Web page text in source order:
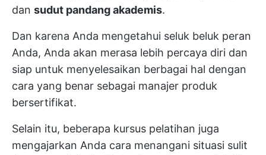
dan sudut pandang akademis.
Dan karena Anda mengetahui seluk beluk peran
Anda, Anda akan merasa lebih percaya diri dan
siap untuk menyelesaikan berbagai hal dengan
cara yang benar sebagai manajer produk
bersertifikat.
Selain itu, beberapa kursus pelatihan juga
mengajarkan Anda cara menangani situasi sulit